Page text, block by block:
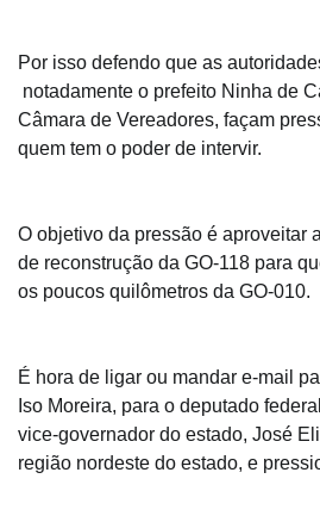
Por isso defendo que as
notadamente o prefeito Ninha de
Câmara de Vereadores, façam
quem tem o poder de intervir.
O objetivo da pressão é aproveitar
de reconstrução da GO-118 para
os poucos quilômetros da GO-010.
É hora de ligar ou mandar e-mail
Iso Moreira, para o deputado
vice-governador do estado, José
região nordeste do estado, e